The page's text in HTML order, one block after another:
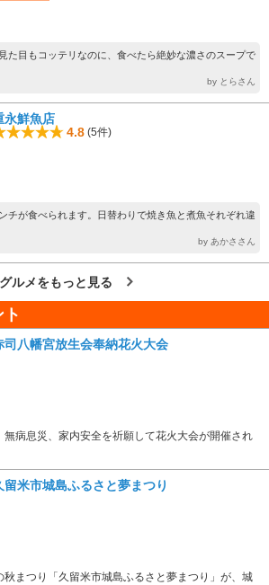
た目もコッテリなのに、食べたら絶妙な濃さのスープで
by とらさん
永鮮魚店
4.8 (5件)
チが食べられます。日替わりで焼き魚と煮魚それぞれ違
by あかささん
グルメをもっと見る
司八幡宮放生会奉納花火大会
病息災、家内安全を祈願して花火大会が開催され
留米市城島ふるさと夢まつり
秋まつり「久留米市城島ふるさと夢まつり」が、城